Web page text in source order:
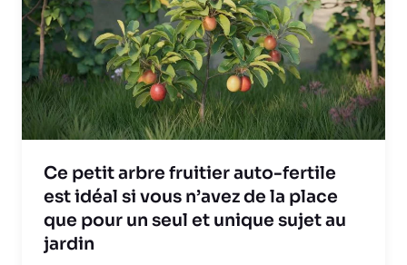
Ce petit arbre fruitier auto-fertile
est idéal si vous n’avez de la place
que pour un seul et unique sujet au
jardin